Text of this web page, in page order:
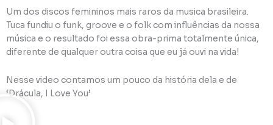
Um dos discos femininos mais raros da musica brasileira.
Tuca fundiu o funk, groove e o folk com influências da nossa
música e o resultado foi essa obra-prima totalmente única,
diferente de qualquer outra coisa que eu já ouvi na vida!
Nesse video contamos um pouco da história dela e de
‘Drácula, I Love You’